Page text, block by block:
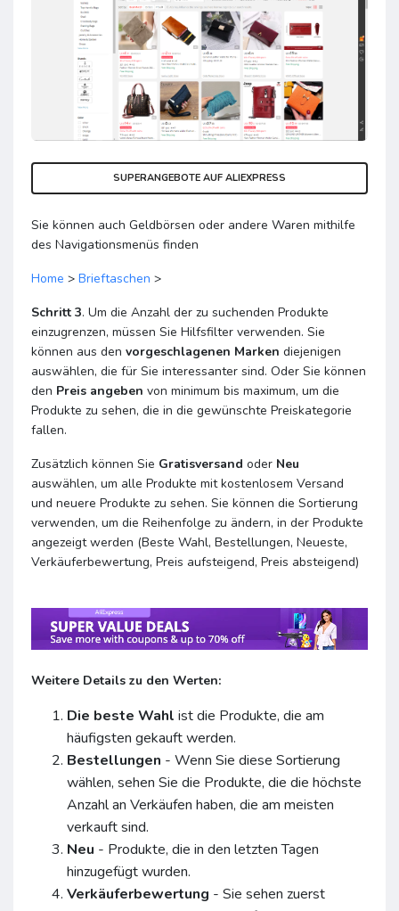
SUPERANGEBOTE AUF ALIEXPRESS
Sie können auch Geldbörsen oder andere Waren mithilfe
des Navigationsmenüs finden
Home > Brieftaschen >
Schritt 3. Um die Anzahl der zu suchenden Produkte
einzugrenzen, müssen Sie Hilfsfilter verwenden. Sie
können aus den vorgeschlagenen Marken diejenigen
auswählen, die für Sie interessanter sind. Oder Sie können
den Preis angeben von minimum bis maximum, um die
Produkte zu sehen, die in die gewünschte Preiskategorie
fallen.
Zusätzlich können Sie Gratisversand oder Neu
auswählen, um alle Produkte mit kostenlosem Versand
und neuere Produkte zu sehen. Sie können die Sortierung
verwenden, um die Reihenfolge zu ändern, in der Produkte
angezeigt werden (Beste Wahl, Bestellungen, Neueste,
Verkäuferbewertung, Preis aufsteigend, Preis absteigend)
Weitere Details zu den Werten:
Die beste Wahl ist die Produkte, die am
häufigsten gekauft werden.
Bestellungen - Wenn Sie diese Sortierung
wählen, sehen Sie die Produkte, die die höchste
Anzahl an Verkäufen haben, die am meisten
verkauft sind.
Neu - Produkte, die in den letzten Tagen
hinzugefügt wurden.
Verkäuferbewertung - Sie sehen zuerst